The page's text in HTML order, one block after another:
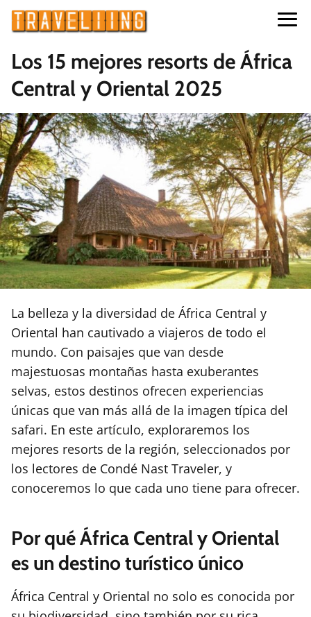
Los 15 mejores resorts de África
Central y Oriental 2025
La belleza y la diversidad de África Central y
Oriental han cautivado a viajeros de todo el
mundo. Con paisajes que van desde
majestuosas montañas hasta exuberantes
selvas, estos destinos ofrecen experiencias
únicas que van más allá de la imagen típica del
safari. En este artículo, exploraremos los
mejores resorts de la región, seleccionados por
los lectores de Condé Nast Traveler, y
conoceremos lo que cada uno tiene para ofrecer.
Por qué África Central y Oriental
es un destino turístico único
África Central y Oriental no solo es conocida por